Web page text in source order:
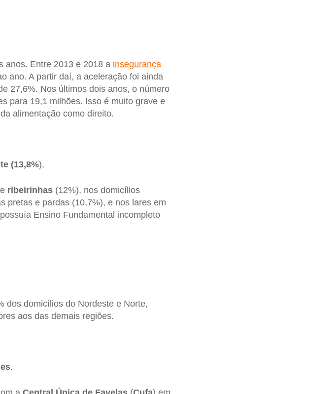
anos. Entre 2013 e 2018 a insegurança
ano. A partir daí, a aceleração foi ainda
27,6%. Nos últimos dois anos, o número
para 19,1 milhões. Isso é muito grave e
alimentação como direito.
(13,8%),
ribeirinhas(12%), nos domicílios
pretas e pardas (10,7%), e nos lares em
Ensino Fundamental incompleto
dos domicílios do Nordeste e Norte,
aos das demais regiões.
.